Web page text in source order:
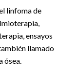
linfoma de
ensayos
llamado
ósea.